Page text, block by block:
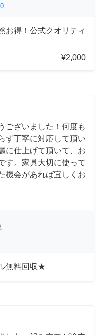
0
お得！公式クオリティ
¥2,000
ございました！何度も
ず丁寧に対応して頂い
に仕上げて頂いて、お
す。家具大切に使って
機会があれば宜しくお
無料回収★